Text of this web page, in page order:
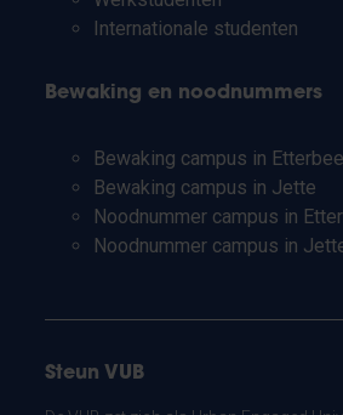
Internationale studenten
Bewaking en noodnummers
Bewaking campus in
Bewaking campus in Jette
Noodnummer campus in
Noodnummer campus in
Steun VUB